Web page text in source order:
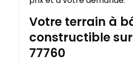
Votre terrain à
constructible
77760